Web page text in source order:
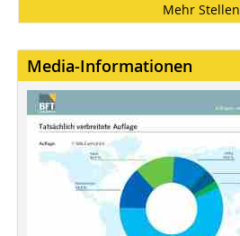
Mehr Stellen
Media-Informationen